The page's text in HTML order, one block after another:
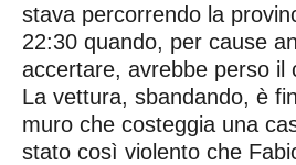
stava percorrendo la
22:30 quando, per cause
accertare, avrebbe perso il
La vettura, sbandando, è
muro che costeggia una
stato così violento che